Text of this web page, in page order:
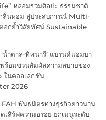
หลอมรวมศิลปะ ธรรมชาติ
ลิ่นหอม สู่ประสบการณ์ Multi-
อกย้ำวิสัยทัศน์ Sustainable
น้ำตาล-ทิพนารี’ แบรนด์แอมบา
ร้อมชวนสัมผัสความสบายของ
ในคอลเลกชัน
2026
พันธมิตรทางธุรกิจยาวนาน
เสิร์ฟความอร่อย ยกเมนูระดับ